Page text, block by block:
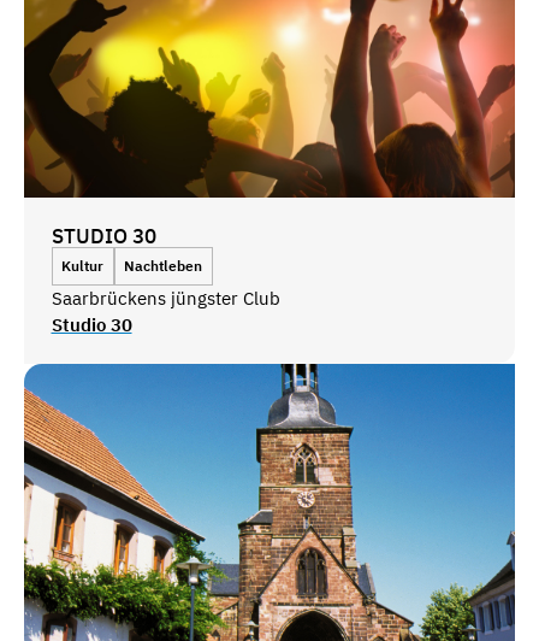
STUDIO 30
Kultur Nachtleben
Saarbrückens jüngster Club
Studio 30